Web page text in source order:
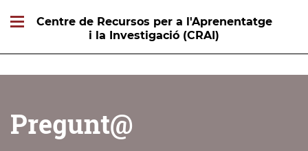
Centre de Recursos per a l'Aprenentatge
i la Investigació (CRAI)
Pregunt@